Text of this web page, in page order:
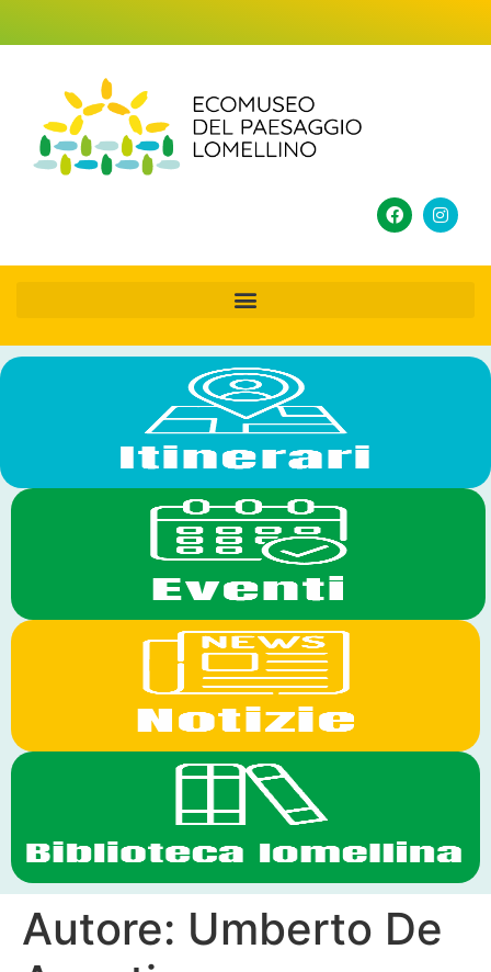
Autore: Umberto De